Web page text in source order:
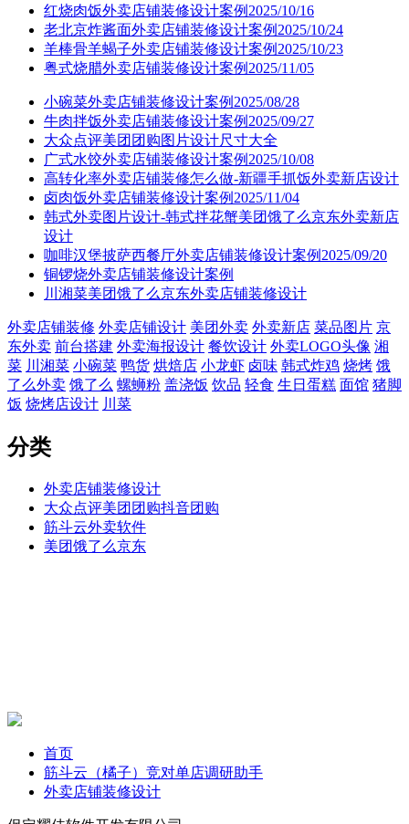
红烧肉饭外卖店铺装修设计案例2025/10/16
老北京炸酱面外卖店铺装修设计案例2025/10/24
羊棒骨羊蝎子外卖店铺装修设计案例2025/10/23
粤式烧腊外卖店铺装修设计案例2025/11/05
小碗菜外卖店铺装修设计案例2025/08/28
牛肉拌饭外卖店铺装修设计案例2025/09/27
大众点评美团团购图片设计尺寸大全
广式水饺外卖店铺装修设计案例2025/10/08
高转化率外卖店铺装修怎么做-新疆手抓饭外卖新店设计
卤肉饭外卖店铺装修设计案例2025/11/04
韩式外卖图片设计-韩式拌花蟹美团饿了么京东外卖新店
设计
咖啡汉堡披萨西餐厅外卖店铺装修设计案例2025/09/20
铜锣烧外卖店铺装修设计案例
川湘菜美团饿了么京东外卖店铺装修设计
外卖店铺装修 外卖店铺设计 美团外卖 外卖新店 菜品图片 京
东外卖 前台搭建 外卖海报设计 餐饮设计 外卖LOGO头像 湘
菜 川湘菜 小碗菜 鸭货 烘焙店 小龙虾 卤味 韩式炸鸡 烧烤 饿
了么外卖 饿了么 螺蛳粉 盖浇饭 饮品 轻食 生日蛋糕 面馆 猪脚
饭 烧烤店设计 川菜
分类
外卖店铺装修设计
大众点评美团团购抖音团购
筋斗云外卖软件
美团饿了么京东
首页
筋斗云（橘子）竞对单店调研助手
外卖店铺装修设计